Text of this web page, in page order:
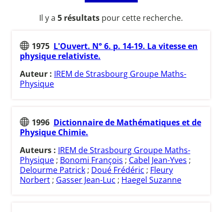
Il y a 5 résultats pour cette recherche.
1975 L'Ouvert. N° 6. p. 14-19. La vitesse en
physique relativiste.
Auteur : IREM de Strasbourg Groupe Maths-
Physique
1996 Dictionnaire de Mathématiques et de
Physique Chimie.
Auteurs : IREM de Strasbourg Groupe Maths-
Physique ; Bonomi François ; Cabel Jean-Yves ;
Delourme Patrick ; Doué Frédéric ; Fleury
Norbert ; Gasser Jean-Luc ; Haegel Suzanne